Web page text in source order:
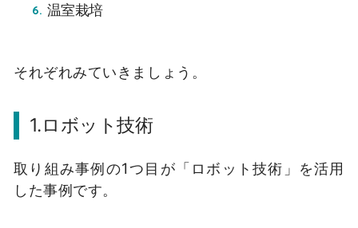
温室栽培
それぞれみていきましょう。
1.ロボット技術
取り組み事例の1つ目が「ロボット技術」を活用
した事例です。